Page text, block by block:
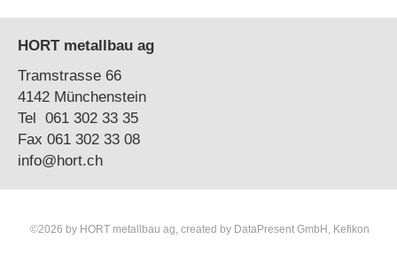
HORT metallbau ag
Tramstrasse 66
4142 Münchenstein
Tel 061 302 33 35
Fax 061 302 33 08
info@hort.ch
©2026 by HORT metallbau ag, created by DataPresent GmbH, Kefikon